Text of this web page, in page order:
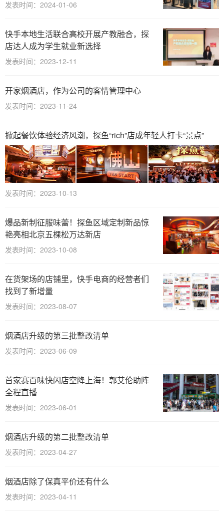
发表时间：2024-01-06
快手本地生活联合高校开展产教融合，探
店达人成为学生就业新选择
发表时间：2023-12-11
开家烟酒店，作为公司的客情管理中心
发表时间：2023-11-24
掀起餐饮体验经济风潮，探鱼“rich”店成年轻人打卡“景点”
发表时间：2023-10-13
爆品新制征服味蕾！探鱼区域定制新品惊
艳亮相北京五棵松万达新店
发表时间：2023-10-08
在货架场的店铺里，快手电商的经营者们
找到了新增量
发表时间：2023-08-07
烟酒店升级的第三批整改清单
发表时间：2023-06-09
首家赛百味快闪店空降上海！郭艾伦助阵
全程直播
发表时间：2023-06-01
烟酒店升级的第二批整改清单
发表时间：2023-04-27
烟酒店除了保真平价还有什么
发表时间：2023-04-11